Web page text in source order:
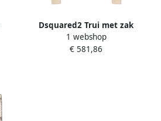
Dsquared2 Trui met zak
Beige Dames
1 webshop
€ 581,86